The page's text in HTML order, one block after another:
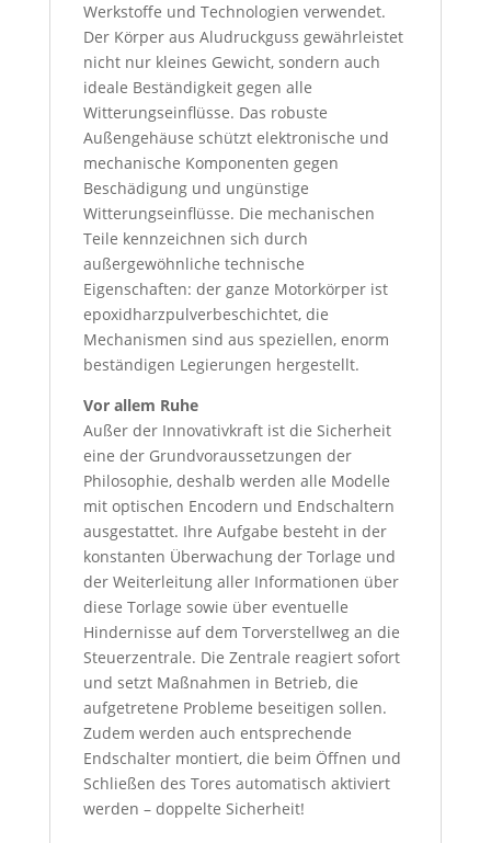
Werkstoffe und Technologien verwendet.
Der Körper aus Aludruckguss gewährleistet
nicht nur kleines Gewicht, sondern auch
ideale Beständigkeit gegen alle
Witterungseinflüsse. Das robuste
Außengehäuse schützt elektronische und
mechanische Komponenten gegen
Beschädigung und ungünstige
Witterungseinflüsse. Die mechanischen
Teile kennzeichnen sich durch
außergewöhnliche technische
Eigenschaften: der ganze Motorkörper ist
epoxidharzpulverbeschichtet, die
Mechanismen sind aus speziellen, enorm
beständigen Legierungen hergestellt.
Vor allem Ruhe
Außer der Innovativkraft ist die Sicherheit
eine der Grundvoraussetzungen der
Philosophie, deshalb werden alle Modelle
mit optischen Encodern und Endschaltern
ausgestattet. Ihre Aufgabe besteht in der
konstanten Überwachung der Torlage und
der Weiterleitung aller Informationen über
diese Torlage sowie über eventuelle
Hindernisse auf dem Torverstellweg an die
Steuerzentrale. Die Zentrale reagiert sofort
und setzt Maßnahmen in Betrieb, die
aufgetretene Probleme beseitigen sollen.
Zudem werden auch entsprechende
Endschalter montiert, die beim Öffnen und
Schließen des Tores automatisch aktiviert
werden – doppelte Sicherheit!